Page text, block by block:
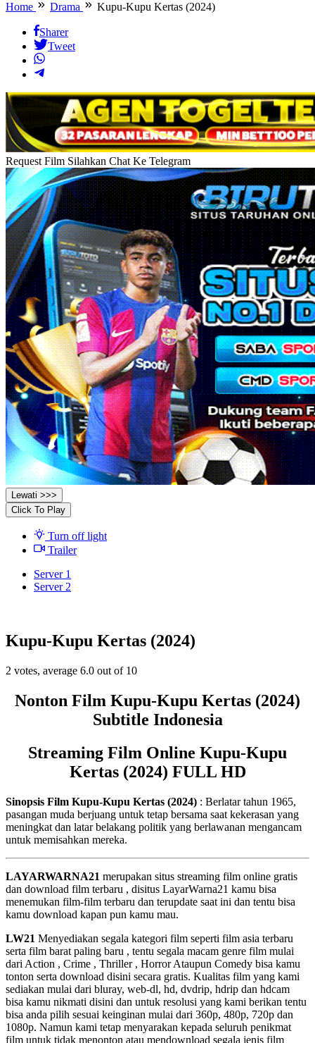
Home Drama Kupu-Kupu Kertas (2024)
Sharer
Tweet
Request Film Silahkan Chat Ke Telegram
Lewati >>>
Click To Play
Turn off light
Trailer
Server 1
Server 2
Kupu-Kupu Kertas (2024)
2 votes, average 6.0 out of 10
Nonton Film Kupu-Kupu Kertas (2024)
Subtitle Indonesia
Streaming Film Online Kupu-Kupu
Kertas (2024) FULL HD
Sinopsis Film Kupu-Kupu Kertas (2024) : Berlatar tahun 1965,
pasangan muda berjuang untuk tetap bersama saat kekerasan yang
meningkat dan latar belakang politik yang berlawanan mengancam
untuk memisahkan mereka.
LAYARWARNA21 merupakan situs streaming film online gratis
dan download film terbaru , disitus LayarWarna21 kamu bisa
menemukan film-film terbaru dan terupdate saat ini dan tentu bisa
kamu download kapan pun kamu mau.
LW21 Menyediakan segala kategori film seperti film asia terbaru
serta film barat paling baru , tentu segala macam genre film mulai
dari Action , Crime , Thriller , Horror Ataupun Comedy bisa kamu
tonton serta download disini secara gratis. Kualitas film yang kami
sediakan mulai dari bluray, web-dl, hd, dvdrip, hdrip dan hdcam
bisa kamu nikmati disini dan untuk resolusi yang kami berikan tentu
bisa anda pilih sesuai keinginan mulai dari 360p, 480p, 720p dan
1080p. Namun kami tetap menyarakan kepada seluruh penikmat
film untuk tidak menonton atau mendownload segala jenis film